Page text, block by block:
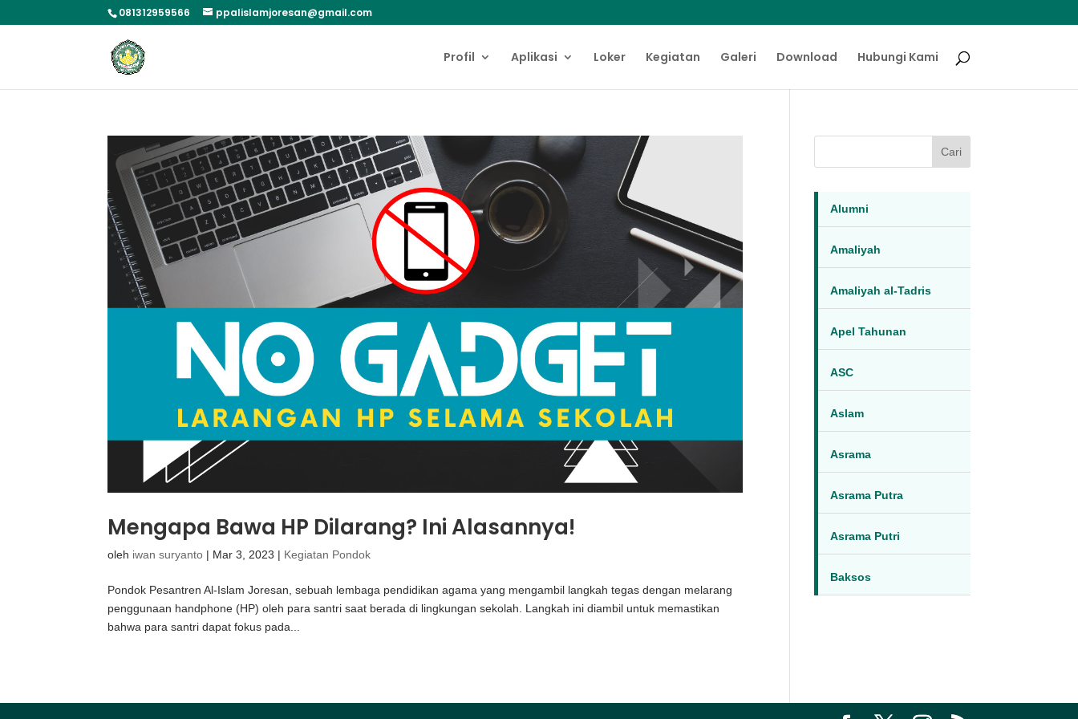
081312959566 ppalislamjoresan@gmail.com
Profil Aplikasi Loker Kegiatan Galeri Download Hubungi Kami
Mengapa Bawa HP Dilarang? Ini Alasannya!
oleh iwan suryanto | Mar 3, 2023 | Kegiatan Pondok
Pondok Pesantren Al-Islam Joresan, sebuah lembaga pendidikan agama yang mengambil langkah tegas dengan melarang
penggunaan handphone (HP) oleh para santri saat berada di lingkungan sekolah. Langkah ini diambil untuk memastikan
bahwa para santri dapat fokus pada...
Cari
Alumni
Amaliyah
Amaliyah al-Tadris
Apel Tahunan
ASC
Aslam
Asrama
Asrama Putra
Asrama Putri
Baksos